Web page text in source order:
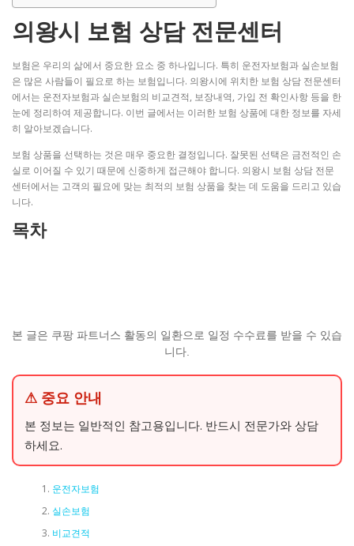
의왕시 보험 상담 전문센터
보험은 우리의 삶에서 중요한 요소 중 하나입니다. 특히 운전자보험과 실손보험
은 많은 사람들이 필요로 하는 보험입니다. 의왕시에 위치한 보험 상담 전문센터
에서는 운전자보험과 실손보험의 비교견적, 보장내역, 가입 전 확인사항 등을 한
눈에 정리하여 제공합니다. 이번 글에서는 이러한 보험 상품에 대한 정보를 자세
히 알아보겠습니다.
보험 상품을 선택하는 것은 매우 중요한 결정입니다. 잘못된 선택은 금전적인 손
실로 이어질 수 있기 때문에 신중하게 접근해야 합니다. 의왕시 보험 상담 전문
센터에서는 고객의 필요에 맞는 최적의 보험 상품을 찾는 데 도움을 드리고 있습
니다.
목차
본 글은 쿠팡 파트너스 활동의 일환으로 일정 수수료를 받을 수 있습
니다.
⚠ 중요 안내
본 정보는 일반적인 참고용입니다. 반드시 전문가와 상담
하세요.
운전자보험
실손보험
비교견적